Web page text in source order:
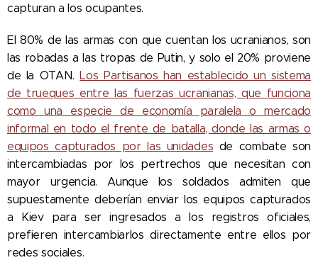
capturan a los ocupantes.
El 80% de las armas con que cuentan los ucranianos, son
las robadas a las tropas de Putin, y solo el 20% proviene
de la OTAN.Los Partisanos han establecido un sistema
de trueques entre las fuerzas ucranianas, que funciona
como una especie de economía paralela o mercado
informal en todo el frente de batalla, donde las armas o
equipos capturados por las unidades de combate son
intercambiadas por los pertrechos que necesitan con
mayor urgencia. Aunque los soldados admiten que
supuestamente deberían enviar los equipos capturados
a Kiev para ser ingresados a los registros oficiales,
prefieren intercambiarlos directamente entre ellos por
redes sociales.